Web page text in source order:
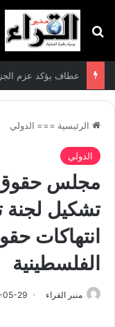
بحث عن
الرئيسية === الدولي
الدولي
مجلس حقوق
تشكيل لجنة
انتهاكات
الفلسطينية
منبر القراء 05-29